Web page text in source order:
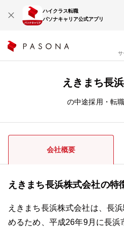
ハイクラス転職
パソナキャリア公式アプリ
サ
えきまち長
の中途採用・転
会社概要
えきまち長浜株式会社の特
えきまち長浜株式会社は、長
めるため、平成26年9月に長浜